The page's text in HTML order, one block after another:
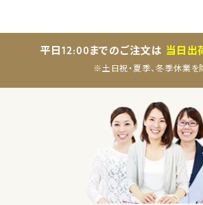
平日12:00までのご注文は 当日出
※土日祝・夏季、冬季休業を